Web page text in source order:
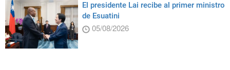
El presidente Lai recibe al primer ministro
de Esuatini
05/08/2026